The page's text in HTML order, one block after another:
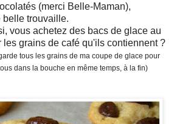
(merci Belle-Maman),
belle trouvaille.
vous achetez des bacs de glace au
grains de café qu'ils contiennent ?
tous les grains de ma coupe de glace pour
dans la bouche en même temps, à la fin)